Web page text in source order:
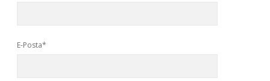
E-Posta*